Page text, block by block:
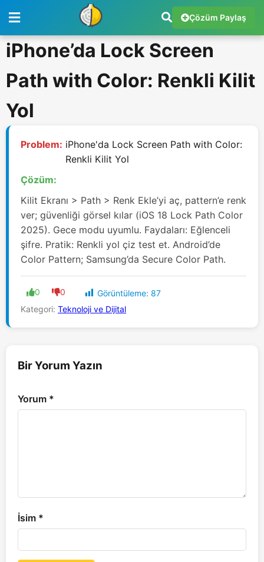
Çözüm Paylaş
iPhone’da Lock Screen
Path with Color: Renkli Kilit
Yol
Problem: iPhone'da Lock Screen Path with Color:
Renkli Kilit Yol
Çözüm:
Kilit Ekranı > Path > Renk Ekle’yi aç, pattern’e renk
ver; güvenliği görsel kılar (iOS 18 Lock Path Color
2025). Gece modu uyumlu. Faydaları: Eğlenceli
şifre. Pratik: Renkli yol çiz test et. Android’de
Color Pattern; Samsung’da Secure Color Path.
0 0 Görüntüleme: 87
Kategori: Teknoloji ve Dijital
Bir Yorum Yazın
Yorum *
İsim *